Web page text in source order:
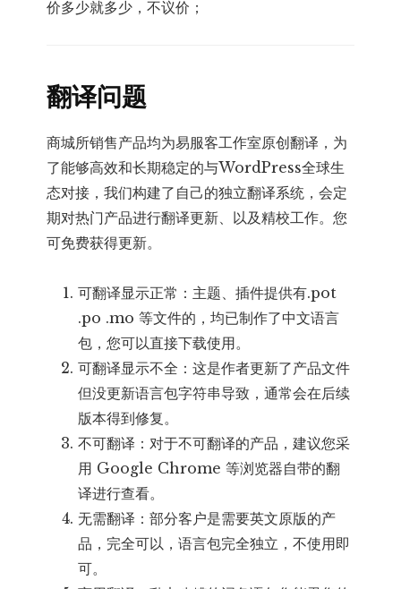
价多少就多少，不议价；
翻译问题
商城所销售产品均为易服客工作室原创翻译，为
了能够高效和长期稳定的与WordPress全球生
态对接，我们构建了自己的独立翻译系统，会定
期对热门产品进行翻译更新、以及精校工作。您
可免费获得更新。
可翻译显示正常：主题、插件提供有.pot
.po .mo 等文件的，均已制作了中文语言
包，您可以直接下载使用。
可翻译显示不全：这是作者更新了产品文件
但没更新语言包字符串导致，通常会在后续
版本得到修复。
不可翻译：对于不可翻译的产品，建议您采
用 Google Chrome 等浏览器自带的翻
译进行查看。
无需翻译：部分客户是需要英文原版的产
品，完全可以，语言包完全独立，不使用即
可。